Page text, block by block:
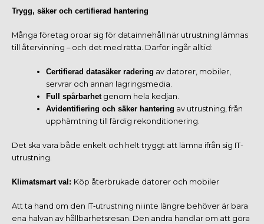
Trygg, säker och certifierad hantering
Många företag oroar sig för datainnehåll när utrustning lämnas
till återvinning – och det med rätta. Därför ingår alltid:
Certifierad datasäker radering av datorer, mobiler,
servrar och annan lagringsmedia.
Full spårbarhetgenom hela kedjan.
Avidentifiering och säker hantering av utrustning, från
upphämtning till färdig rekonditionering.
Det ska vara både enkelt och helt tryggt att lämna ifrån sig IT-
utrustning.
Klimatsmart val: Köp återbrukade datorer och mobiler
Att ta hand om den IT‑utrustning ni inte längre behöver är bara
ena halvan av hållbarhetsresan. Den andra handlar om att göra